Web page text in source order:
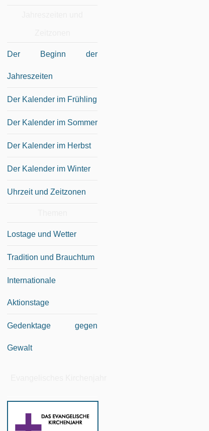
Der Beginn der
Jahreszeiten
Der Kalender im Frühling
Der Kalender im Sommer
Der Kalender im Herbst
Der Kalender im Winter
Uhrzeit und Zeitzonen
Lostage und Wetter
Tradition und Brauchtum
Internationale
Aktionstage
Gedenktage gegen
Gewalt